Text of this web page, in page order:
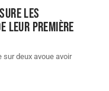
les
leur première
sur deux avoue avoir